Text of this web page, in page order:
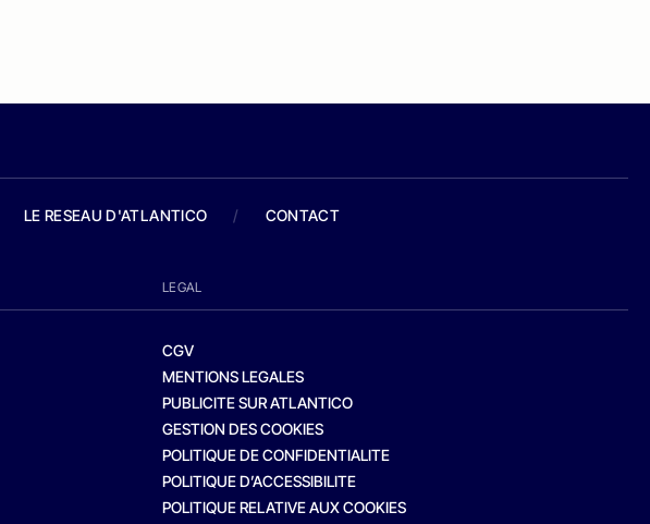
LE RESEAU D'ATLANTICO / CONTACT
LEGAL
CGV
MENTIONS LEGALES
PUBLICITE SUR ATLANTICO
GESTION DES COOKIES
POLITIQUE DE CONFIDENTIALITE
POLITIQUE D’ACCESSIBILITE
POLITIQUE RELATIVE AUX COOKIES